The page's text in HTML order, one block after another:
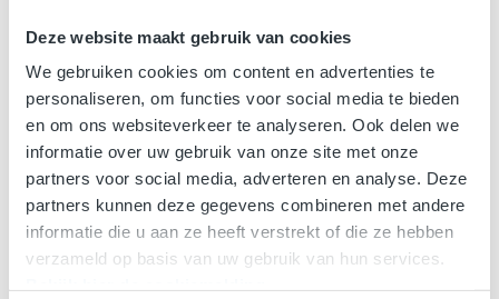
Deze website maakt gebruik van cookies
We gebruiken cookies om content en advertenties te
personaliseren, om functies voor social media te bieden
en om ons websiteverkeer te analyseren. Ook delen we
informatie over uw gebruik van onze site met onze
partners voor social media, adverteren en analyse. Deze
partners kunnen deze gegevens combineren met andere
informatie die u aan ze heeft verstrekt of die ze hebben
verzameld op basis van uw gebruik van hun services.